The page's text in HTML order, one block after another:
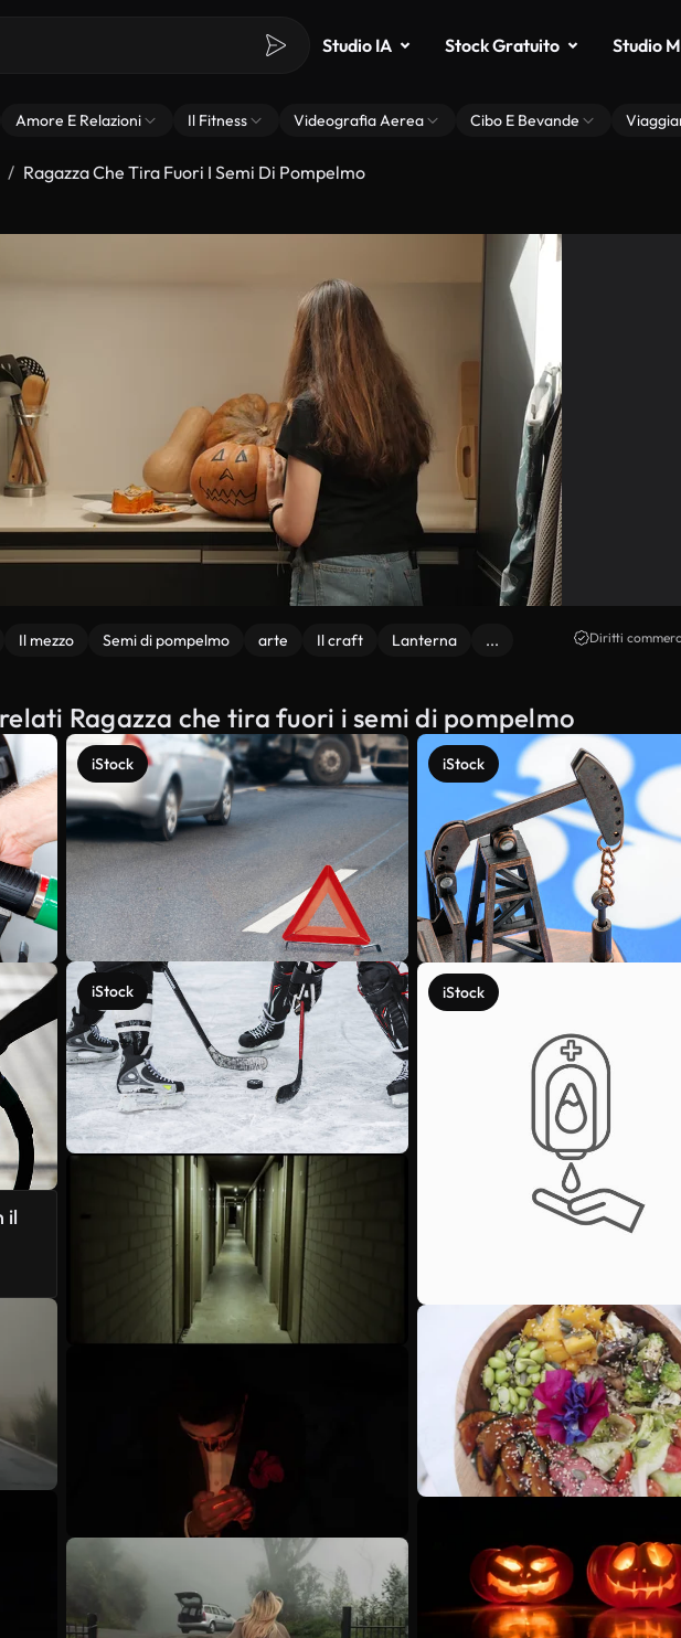
Studio IA Stock Gratuito Studio
Amore E Relazioni Il Fitness Videografia Aerea Cibo E Bevande
Ragazza Che Tira Fuori I Semi Di Pompelmo
Il mezzo Semi di pompelmo arte Il craft Lanterna ... Diritti
Ragazza che tira fuori i semi di pompelmo
il
iStock
iStock
iStock
iStock